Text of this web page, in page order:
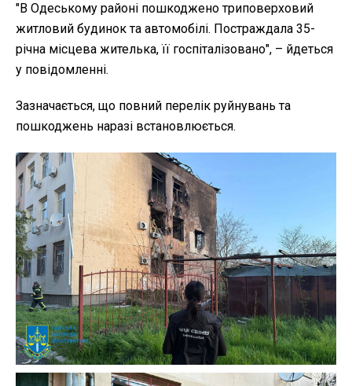
"В Одеському районі пошкоджено триповерховий
житловий будинок та автомобілі. Постраждала 35-
річна місцева жителька, її госпіталізовано", – йдеться
у повідомленні.
Зазначається, що повний перелік руйнувань та
пошкоджень наразі встановлюється.